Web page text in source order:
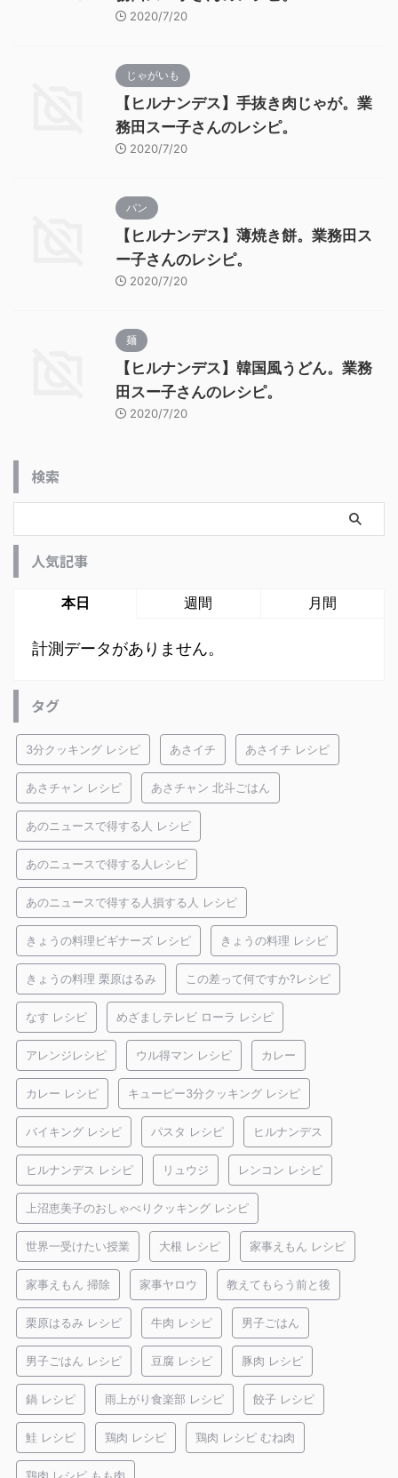
2020/7/20
じゃがいも
【ヒルナンデス】手抜き肉じゃが。業
務田スー子さんのレシピ。
2020/7/20
パン
【ヒルナンデス】薄焼き餅。業務田ス
ー子さんのレシピ。
2020/7/20
麺
【ヒルナンデス】韓国風うどん。業務
田スー子さんのレシピ。
2020/7/20
検索
人気記事
本日 週間 月間
計測データがありません。
タグ
3分クッキング レシピ あさイチ あさイチ レシピ
あさチャン レシピ あさチャン 北斗ごはん
あのニュースで得する人 レシピ
あのニュースで得する人レシピ
あのニュースで得する人損する人 レシピ
きょうの料理ビギナーズ レシピ きょうの料理 レシピ
きょうの料理 栗原はるみ この差って何ですか?レシピ
なす レシピ めざましテレビ ローラ レシピ
アレンジレシピ ウル得マン レシピ カレー
カレー レシピ キューピー3分クッキング レシピ
バイキング レシピ パスタ レシピ ヒルナンデス
ヒルナンデス レシピ リュウジ レンコン レシピ
上沼恵美子のおしゃべりクッキング レシピ
世界一受けたい授業 大根 レシピ 家事えもん レシピ
家事えもん 掃除 家事ヤロウ 教えてもらう前と後
栗原はるみ レシピ 牛肉 レシピ 男子ごはん
男子ごはん レシピ 豆腐 レシピ 豚肉 レシピ
鍋 レシピ 雨上がり食楽部 レシピ 餃子 レシピ
鮭 レシピ 鶏肉 レシピ 鶏肉 レシピ むね肉